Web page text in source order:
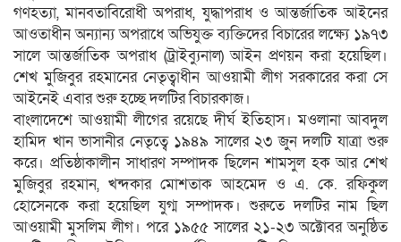
গণহত্যা, মানবতাবিরোধী অপরাধ, যুদ্ধাপরাধ ও আন্তর্জাতিক আইনের
আওতাধীন অন্যান্য অপরাধে অভিযুক্ত ব্যক্তিদের বিচারের লক্ষ্যে ১৯৭৩
সালে আন্তর্জাতিক অপরাধ (ট্রাইব্যুনাল) আইন প্রণয়ন করা হয়েছিল।
শেখ মুজিবুর রহমানের নেতৃত্বাধীন আওয়ামী লীগ সরকারের করা সে
আইনেই এবার শুরু হচ্ছে দলটির বিচারকাজ।
বাংলাদেশে আওয়ামী লীগের রয়েছে দীর্ঘ ইতিহাস। মওলানা আবদুল
হামিদ খান ভাসানীর নেতৃত্বে ১৯৪৯ সালের ২৩ জুন দলটি যাত্রা শুরু
করে। প্রতিষ্ঠাকালীন সাধারণ সম্পাদক ছিলেন শামসুল হক আর শেখ
মুজিবুর রহমান, খন্দকার মোশতাক আহমেদ ও এ. কে. রফিকুল
হোসেনকে করা হয়েছিল যুগ্ম সম্পাদক। শুরুতে দলটির নাম ছিল
আওয়ামী মুসলিম লীগ। পরে ১৯৫৫ সালের ২১-২৩ অক্টোবর অনুষ্ঠিত